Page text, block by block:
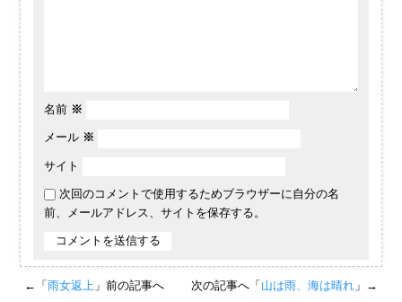
名前 ※
メール ※
サイト
次回のコメントで使用するためブラウザーに自分の名
前、メールアドレス、サイトを保存する。
←「雨女返上 」前の記事へ 次の記事へ「山は雨、海は晴れ 」→